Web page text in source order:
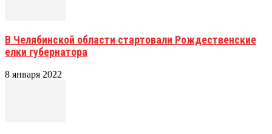
В Челябинской области стартовали Рождественские
елки губернатора
8 января 2022